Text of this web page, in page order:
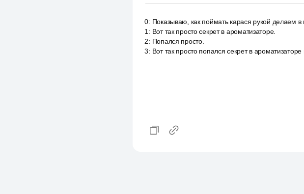
0: Показываю, как поймать карася рукой делаем в
1 : Вот так просто секрет в ароматизаторе.
2: Попался просто.
3: Вот так просто попался секрет в ароматизаторе